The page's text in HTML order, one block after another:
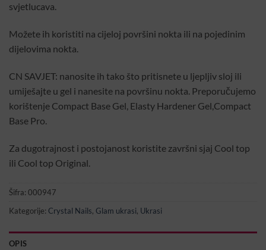
svjetlucava.
Možete ih koristiti na cijeloj površini nokta ili na pojedinim
dijelovima nokta.
CN SAVJET: nanosite ih tako što pritisnete u ljepljiv sloj ili
umiješajte u gel i nanesite na površinu nokta. Preporučujemo
korištenje Compact Base Gel, Elasty Hardener Gel,Compact
Base Pro.
Za dugotrajnost i postojanost koristite završni sjaj Cool top
ili Cool top Original.
Šifra: 000947
Kategorije: Crystal Nails, Glam ukrasi, Ukrasi
OPIS